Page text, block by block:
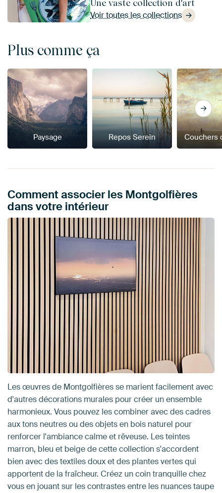
Une vaste collection d'art
Voir toutes les collections
Plus comme ça
Paysage Repos Serein Couchers
Comment associer les Montgolfières
dans votre intérieur
Les œuvres de Montgolfières se marient facilement avec
d'autres décorations murales pour créer un ensemble
harmonieux. Vous pouvez les combiner avec des cadres
aux tons neutres ou des objets en bois naturel pour
renforcer l'ambiance calme et rêveuse. Les teintes
marron, bleu et beige de cette collection s'accordent
bien avec des textiles doux et des plantes vertes qui
apportent de la fraîcheur. Créez un coin tranquille chez
vous en jouant sur les contrastes entre les nuances taupe